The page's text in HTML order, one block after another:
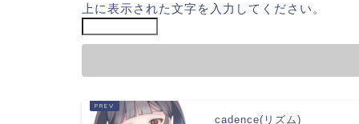
上に表示された文字を入力してください。
cadence(リズム)